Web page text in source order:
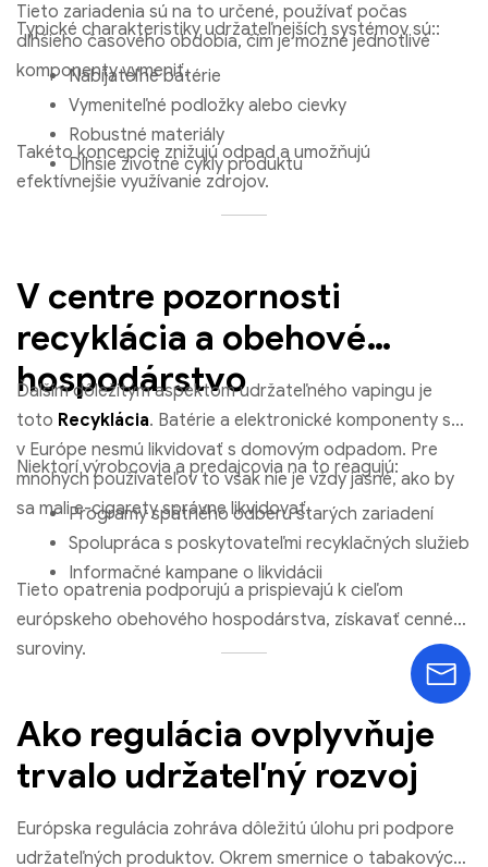
Tieto zariadenia sú na to určené, používať počas
dlhšieho časového obdobia, čím je možné jednotlivé
komponenty vymeniť.
Typické charakteristiky udržateľnejších systémov sú::
Nabíjateľné batérie
Vymeniteľné podložky alebo cievky
Robustné materiály
Dlhšie životné cykly produktu
Takéto koncepcie znižujú odpad a umožňujú
efektívnejšie využívanie zdrojov.
V centre pozornosti
recyklácia a obehové
hospodárstvo
Ďalším dôležitým aspektom udržateľného vapingu je
toto Recyklácia. Batérie a elektronické komponenty sa
v Európe nesmú likvidovať s domovým odpadom. Pre
mnohých používateľov to však nie je vždy jasné, ako by
sa mali e-cigarety správne likvidovať.
Niektorí výrobcovia a predajcovia na to reagujú:
Programy spätného odberu starých zariadení
Spolupráca s poskytovateľmi recyklačných služieb
Informačné kampane o likvidácii
Tieto opatrenia podporujú a prispievajú k cieľom
európskeho obehového hospodárstva, získavať cenné
suroviny.
Ako regulácia ovplyvňuje
trvalo udržateľný rozvoj
Európska regulácia zohráva dôležitú úlohu pri podpore
udržateľných produktov. Okrem smernice o tabakových